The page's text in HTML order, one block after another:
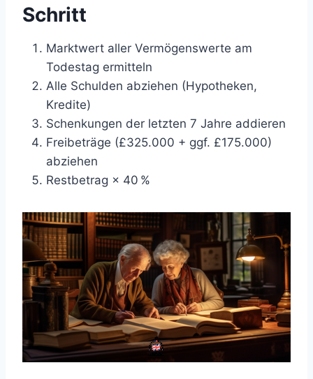
Schritt
Marktwert aller Vermögenswerte am
Todestag ermitteln
Alle Schulden abziehen (Hypotheken,
Kredite)
Schenkungen der letzten 7 Jahre addieren
Freibeträge (£325.000 + ggf. £175.000)
abziehen
Restbetrag × 40 %